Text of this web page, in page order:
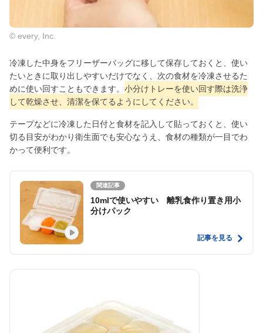
© every, Inc.
冷凍した中身をフリーザーバッグに移して保存しておくと、使い
たいときに取り出しやすいだけでなく、次の食材を冷凍させるた
めに使い回すこともできます。 小分けトレーを使い回す際は洗浄
して乾燥させ、清潔を保てるようにしてください。
テープなどに冷凍した日付と食材を記入して貼っておくと、使い
切る目安がわかり衛生面でも安心なうえ、食材の種類が一目でわ
かって便利です。
関連記事
10mlで使いやすい 離乳食作り置き用小
分けパック
記事を見る